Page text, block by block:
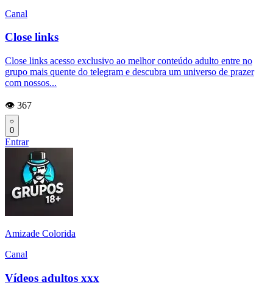
Canal
Close links
Close links acesso exclusivo ao melhor conteúdo adulto entre no
grupo mais quente do telegram e descubra um universo de prazer
com nossos...
👁️ 367
0
Entrar
Amizade Colorida
Canal
Vídeos adultos xxx